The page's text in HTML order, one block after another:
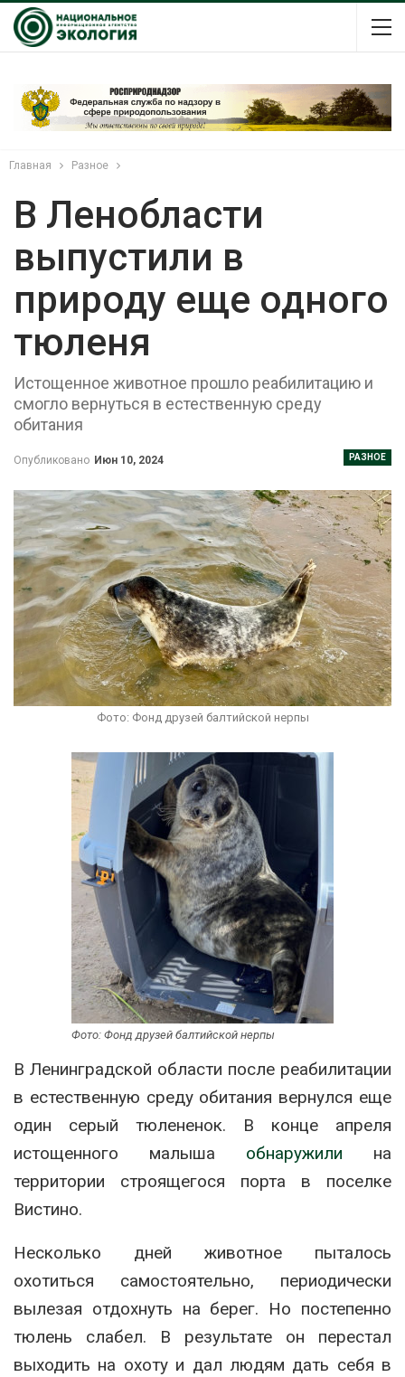
Главная Разное
В Ленобласти
выпустили в
природу еще одного
тюленя
Истощенное животное прошло реабилитацию и
смогло вернуться в естественную среду
обитания
РАЗНОЕ
Опубликовано Июн 10, 2024
Фото: Фонд друзей балтийской нерпы
Фото: Фонд друзей балтийской нерпы
В Ленинградской области после реабилитации
в естественную среду обитания вернулся еще
один серый тюлененок. В конце апреля
истощенного малыша обнаружили на
территории строящегося порта в поселке
Вистино.
Несколько дней животное пыталось
охотиться самостоятельно, периодически
вылезая отдохнуть на берег. Но постепенно
тюлень слабел. В результате он перестал
выходить на охоту и дал людям дать себя в